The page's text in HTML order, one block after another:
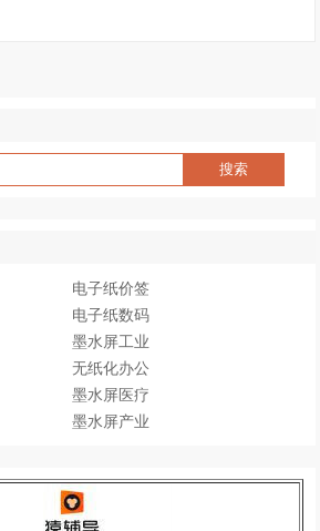
电子纸价签
电子纸数码
墨水屏工业
无纸化办公
墨水屏医疗
墨水屏产业